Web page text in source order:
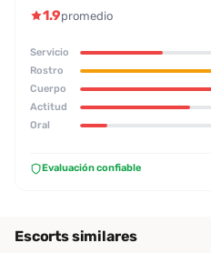
1.9promedio
Servicio
Rostro
Cuerpo
Actitud
Oral
Evaluación confiable
Escorts similares